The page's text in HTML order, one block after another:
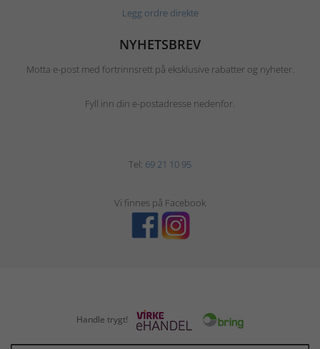
Legg ordre direkte
NYHETSBREV
Motta e-post med fortrinnsrett på eksklusive rabatter og nyheter.
Fyll inn din e-postadresse nedenfor.
Tel: 69 21 10 95
Vi finnes på Facebook
Handle trygt!